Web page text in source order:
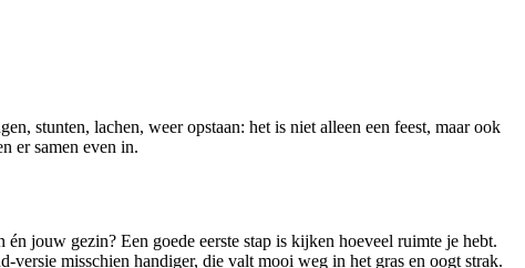
stunten, lachen, weer opstaan: het is niet alleen een feest, maar ook
er samen even in.
jouw gezin? Een goede eerste stap is kijken hoeveel ruimte je hebt.
misschien handiger, die valt mooi weg in het gras en oogt strak.